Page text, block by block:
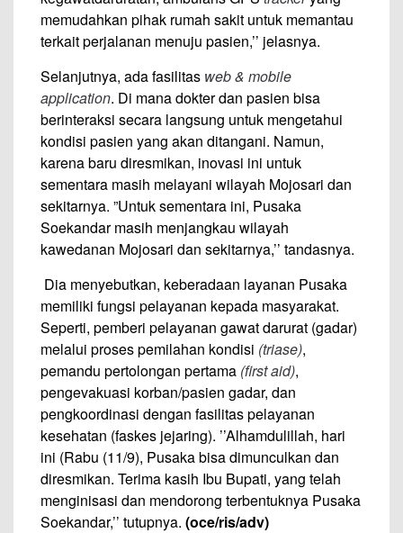
memudahkan pihak rumah sakit untuk memantau
terkait perjalanan menuju pasien,’’ jelasnya.
Selanjutnya, ada fasilitas web & mobile
application. Di mana dokter dan pasien bisa
berinteraksi secara langsung untuk mengetahui
kondisi pasien yang akan ditangani. Namun,
karena baru diresmikan, inovasi ini untuk
sementara masih melayani wilayah Mojosari dan
sekitarnya. ”Untuk sementara ini, Pusaka
Soekandar masih menjangkau wilayah
kawedanan Mojosari dan sekitarnya,’’ tandasnya.
Dia menyebutkan, keberadaan layanan Pusaka
memiliki fungsi pelayanan kepada masyarakat.
Seperti, pemberi pelayanan gawat darurat (gadar)
melalui proses pemilahan kondisi (triase),
pemandu pertolongan pertama (first aid),
pengevakuasi korban/pasien gadar, dan
pengkoordinasi dengan fasilitas pelayanan
kesehatan (faskes jejaring). ’’Alhamdulillah, hari
ini (Rabu (11/9), Pusaka bisa dimunculkan dan
diresmikan. Terima kasih Ibu Bupati, yang telah
menginisasi dan mendorong terbentuknya Pusaka
Soekandar,’’ tutupnya. (oce/ris/adv)